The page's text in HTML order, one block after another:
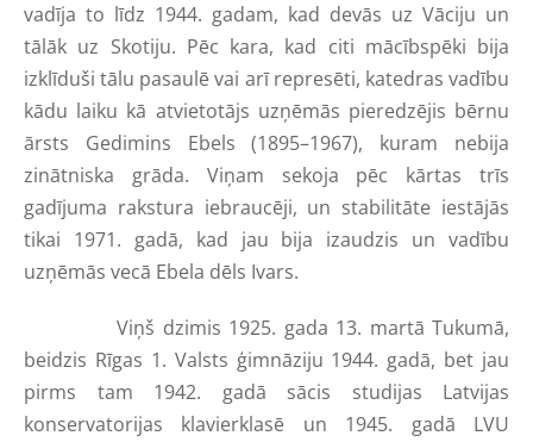
vadīja to līdz 1944. gadam, kad devās uz Vāciju un
tālāk uz Skotiju. Pēc kara, kad citi mācībspēki bija
izklīduši tālu pasaulē vai arī represēti, katedras vadību
kādu laiku kā atvietotājs uzņēmās pieredzējis bērnu
ārsts Gedimins Ebels (1895–1967), kuram nebija
zinātniska grāda. Viņam sekoja pēc kārtas trīs
gadījuma rakstura iebraucēji, un stabilitāte iestājās
tikai 1971. gadā, kad jau bija izaudzis un vadību
uzņēmās vecā Ebela dēls Ivars.
Viņš dzimis 1925. gada 13. martā Tukumā,
beidzis Rīgas 1. Valsts ģimnāziju 1944. gadā, bet jau
pirms tam 1942. gadā sācis studijas Latvijas
konservatorijas klavierklasē un 1945. gadā LVU